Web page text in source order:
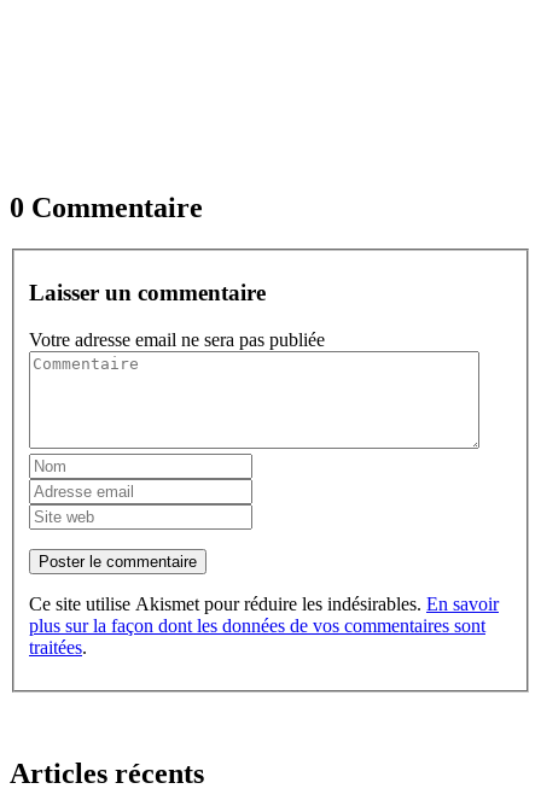
0 Commentaire
Laisser un commentaire
Votre adresse email ne sera pas publiée
Poster le commentaire
Ce site utilise Akismet pour réduire les indésirables. En savoir
plus sur la façon dont les données de vos commentaires sont
traitées.
Articles récents